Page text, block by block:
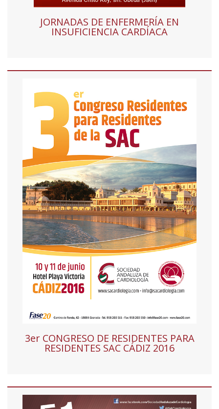
JORNADAS DE ENFERMERÍA EN
INSUFICIENCIA CARDÍACA
3er CONGRESO DE RESIDENTES PARA
RESIDENTES SAC CÁDIZ 2016